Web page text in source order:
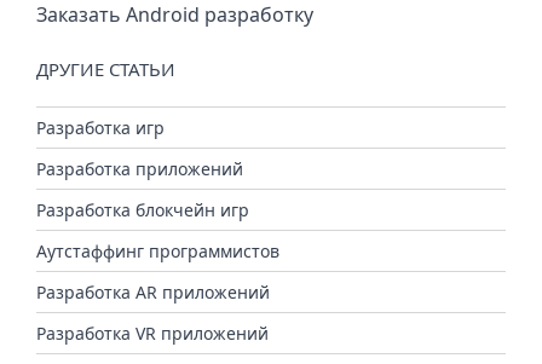
Заказать Android разработку
ДРУГИЕ СТАТЬИ
Разработка игр
Разработка приложений
Разработка блокчейн игр
Аутстаффинг программистов
Разработка AR приложений
Разработка VR приложений